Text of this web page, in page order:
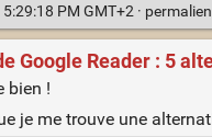
PM GMT+2 · permalien
Google Reader : 5
bien !
je me trouve une